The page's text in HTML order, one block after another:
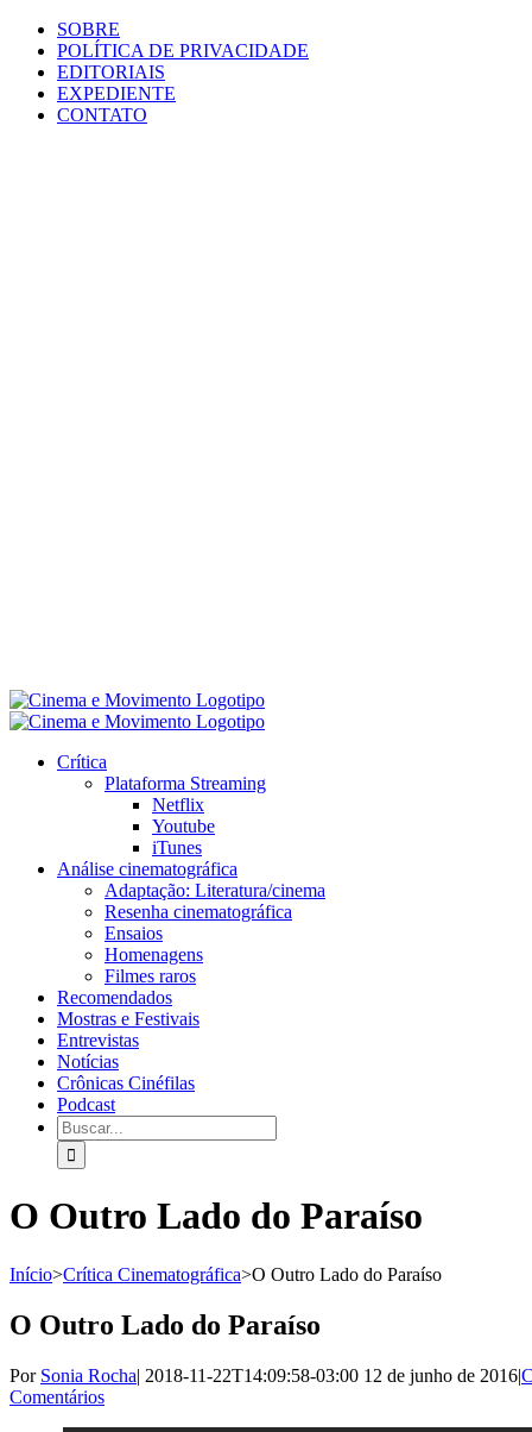
SOBRE
POLÍTICA DE PRIVACIDADE
EDITORIAIS
EXPEDIENTE
CONTATO
Crítica
Plataforma Streaming
Netflix
Youtube
iTunes
Análise cinematográfica
Adaptação: Literatura/cinema
Resenha cinematográfica
Ensaios
Homenagens
Filmes raros
Recomendados
Mostras e Festivais
Entrevistas
Notícias
Crônicas Cinéfilas
Podcast
O Outro Lado do Paraíso
Início>Crítica Cinematográfica>O Outro Lado do Paraíso
O Outro Lado do Paraíso
Por Sonia Rocha| 2018-11-22T14:09:58-03:00 12 de junho de 2016|
Comentários